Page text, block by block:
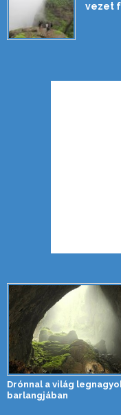
vezet
Drónnal a világ
barlangjában